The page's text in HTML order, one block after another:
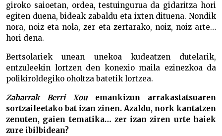
giroko saioetan, ordea, testuingurua da gidaritza hori
egiten duena, bideak zabaldu eta ixten dituena. Nondik
nora, noiz eta nola, zer eta zertarako, noiz, noiz arte…
hori dena.
Bertsolariek unean unekoa kudeatzen dutelarik,
entzuleekin lortzen den konexio maila ezinezkoa da
polikiroldegiko oholtza batetik lortzea.
Zaharrak Berri Xouemankizun arrakastatsuaren
sortzaileetako bat izan zinen. Azaldu, nork kantatzen
zenuten, gaien tematika… zer izan ziren urte haiek
zure ibilbidean?